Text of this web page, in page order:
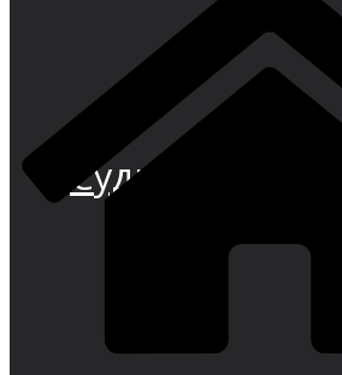
Суди иқтисодии